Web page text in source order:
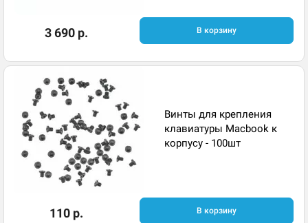
3 690 р. В корзину
Винты для крепления
клавиатуры Macbook к
корпусу - 100шт
110 р. В корзину